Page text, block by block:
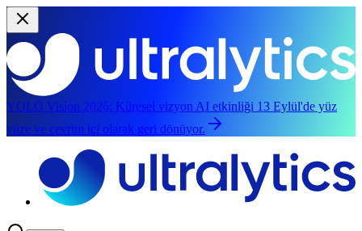
YOLO Vision 2026: Küresel vizyon AI etkinliği 13 Eylül'de yüz
yüze ve çevrim içi olarak geri dönüyor.